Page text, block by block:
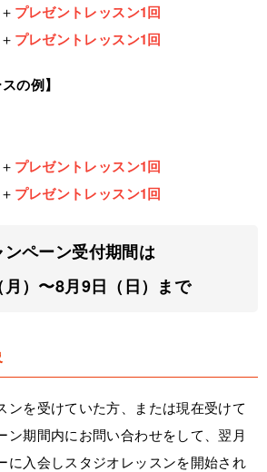
プレゼントレッスン1回
プレゼントレッスン1回
の例】
プレゼントレッスン1回
プレゼントレッスン1回
ンペーン受付期間は
）〜8月9日（日）まで
ンを受けていた方、または現在受けて
ン期間内にお問い合わせをして、翌月
に入会しスタジオレッスンを開始され